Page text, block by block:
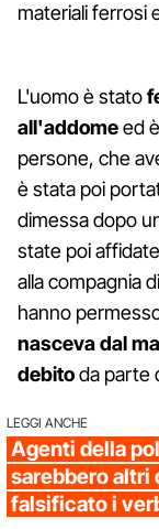
materiali ferrosi
L'uomo è stato
all'addomeed
persone, che
è stata poi
dimessa dopo
state poi
alla compagnia
hanno
nasceva dal
debitoda parte
LEGGI ANCHE
Agenti della
sarebbero altri
falsificato i